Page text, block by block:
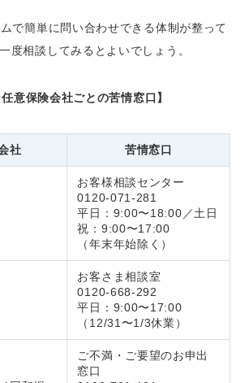
で簡単に問い合わせできる体制が整って
度相談してみるとよいでしょう。
任意保険会社ごとの苦情窓口】
社 苦情窓口
お客様相談センター
0120-071-281
平日：9:00〜18:00／土日
祝：9:00〜17:00
（年末年始除く）
お客さま相談室
0120-668-292
平日：9:00〜17:00
（12/31〜1/3休業）
ご不満・ご要望のお申出
窓口